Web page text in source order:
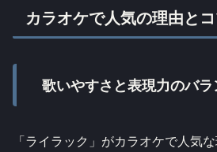
カラオケで人気の理由と
歌いやすさと表現力のバラ
「ライラック」がカラオケで人気